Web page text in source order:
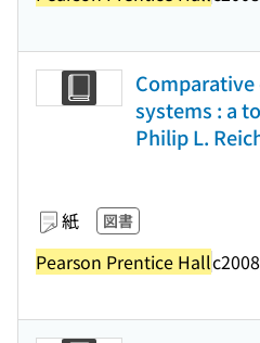
systems : a
Philip L.
紙 図書
Pearson Prentice Hall